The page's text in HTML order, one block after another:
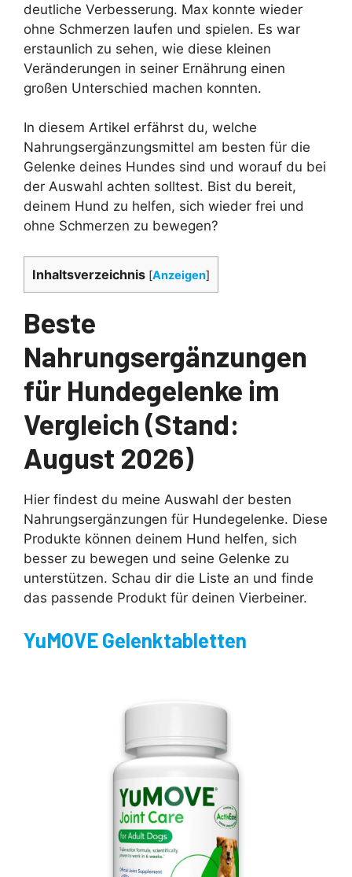
deutliche Verbesserung. Max konnte wieder
ohne Schmerzen laufen und spielen. Es war
erstaunlich zu sehen, wie diese kleinen
Veränderungen in seiner Ernährung einen
großen Unterschied machen konnten.
In diesem Artikel erfährst du, welche
Nahrungsergänzungsmittel am besten für die
Gelenke deines Hundes sind und worauf du bei
der Auswahl achten solltest. Bist du bereit,
deinem Hund zu helfen, sich wieder frei und
ohne Schmerzen zu bewegen?
Inhaltsverzeichnis [Anzeigen]
Beste
Nahrungsergänzungen
für Hundegelenke im
Vergleich (Stand:
August 2026)
Hier findest du meine Auswahl der besten
Nahrungsergänzungen für Hundegelenke. Diese
Produkte können deinem Hund helfen, sich
besser zu bewegen und seine Gelenke zu
unterstützen. Schau dir die Liste an und finde
das passende Produkt für deinen Vierbeiner.
YuMOVE Gelenktabletten